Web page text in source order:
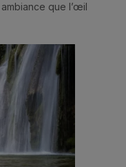
que l’œil